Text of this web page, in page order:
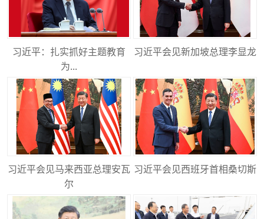
习近平：扎实抓好主题教育
为...
习近平会见新加坡总理李显龙
习近平会见马来西亚总理安瓦
尔
习近平会见西班牙首相桑切斯